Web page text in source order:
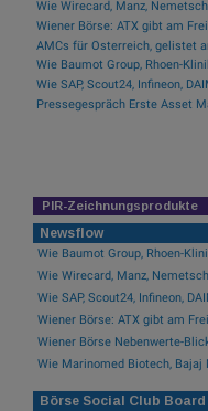
Wiener Börse: ATX gibt am
AMCs für Österreich, gelistet
Pressegespräch Erste Asset
PIR-Zeichnungsprodukte
Newsflow
Wie Baumot Group, Rhoen-
Wie Wirecard, Manz,
Wie SAP, Scout24, Infineon,
Wiener Börse: ATX gibt am
Wiener Börse Nebenwerte-
Wie Marinomed Biotech, Bajaj
Börse Social Club Board